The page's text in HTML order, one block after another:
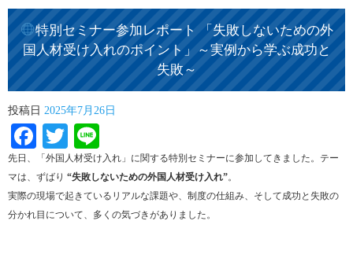
特別セミナー参加レポート 「失敗しないための外
国人材受け入れのポイント」～実例から学ぶ成功と
失敗～
投稿日 2025年7月26日
Facebook
Twitter
先日、「外国人材受け入れ」に関する特別セミナーに参加してきました。テー
マは、ずばり “失敗しないための外国人材受け入れ”。
実際の現場で起きているリアルな課題や、制度の仕組み、そして成功と失敗の
分かれ目について、多くの気づきがありました。